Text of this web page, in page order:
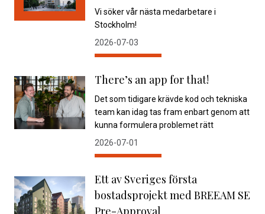
Vi söker vår nästa medarbetare i
Stockholm!
2026-07-03
There’s an app for that!
Det som tidigare krävde kod och tekniska
team kan idag tas fram enbart genom att
kunna formulera problemet rätt
2026-07-01
Ett av Sveriges första
bostadsprojekt med BREEAM SE